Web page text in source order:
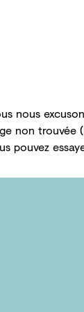
nous
non trouvée
pouvez